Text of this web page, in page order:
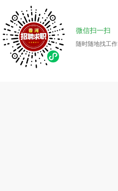
微信扫一扫
随时随地找工作